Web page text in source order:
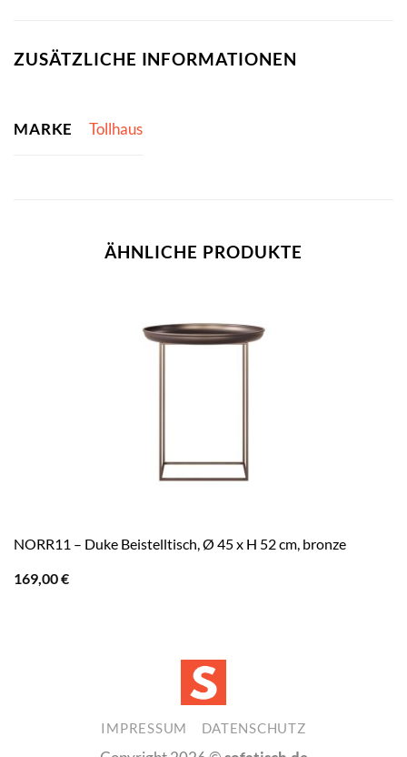
ZUSÄTZLICHE INFORMATIONEN
MARKE Tollhaus
ÄHNLICHE PRODUKTE
NORR11 – Duke Beistelltisch, Ø 45 x H 52 cm, bronze
169,00€
IMPRESSUM DATENSCHUTZ